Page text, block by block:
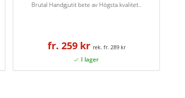
Brutal Handgjutit bete av Högsta kvalitet..
fr. 259 kr fr. 289 kr